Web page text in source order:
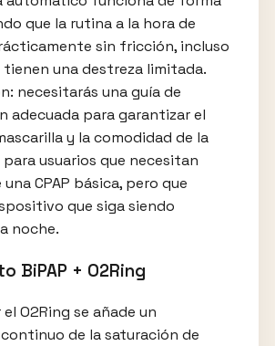
que la rutina a la hora de
sin fricción, incluso
tienen una destreza limitada.
necesitarás una guía de
adecuada para garantizar el
y la comodidad de la
usuarios que necesitan
CPAP básica, pero que
que siga siendo
noche.
BiPAP + O2Ring
O2Ring se añade un
de la saturación de